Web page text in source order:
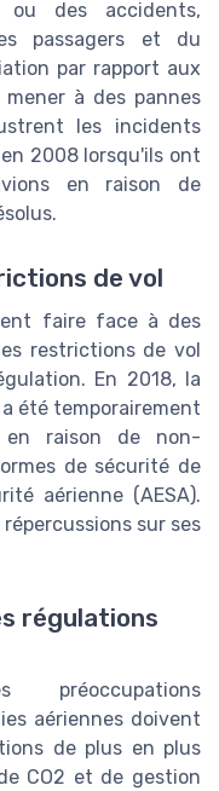
des accidents,
passagers et du
par rapport aux
à des pannes
les incidents
2008 lorsqu'ils ont
en raison de
de vol
faire face à des
restrictions de vol
En 2018, la
été temporairement
raison de non-
de sécurité de
aérienne (AESA).
sur ses
régulations
préoccupations
aériennes doivent
de plus en plus
CO2 et de gestion